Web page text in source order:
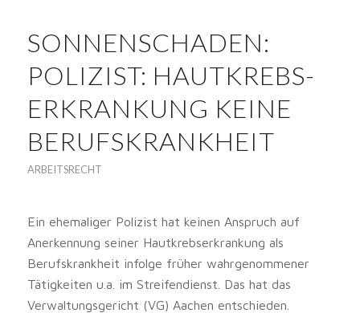
SONNENSCHADEN:
POLIZIST: HAUTKREBS-
ERKRANKUNG KEINE
BERUFSKRANKHEIT
ARBEITSRECHT
Ein ehemaliger Polizist hat keinen Anspruch auf
Anerkennung seiner Hautkrebserkrankung als
Berufskrankheit infolge früher wahrgenommener
Tätigkeiten u.a. im Streifendienst. Das hat das
Verwaltungsgericht (VG) Aachen entschieden.